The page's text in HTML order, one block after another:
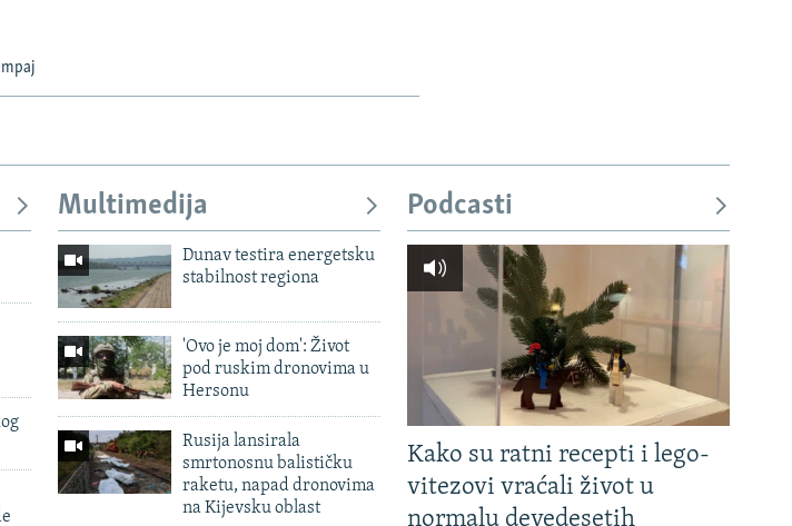
Multimedija
Dunav testira energetsku
stabilnost regiona
'Ovo je moj dom': Život
pod ruskim dronovima u
Hersonu
Rusija lansirala
smrtonosnu balističku
raketu, napad dronovima
na Kijevsku oblast
Podcasti
Kako su ratni recepti i lego-
vitezovi vraćali život u
normalu devedesetih